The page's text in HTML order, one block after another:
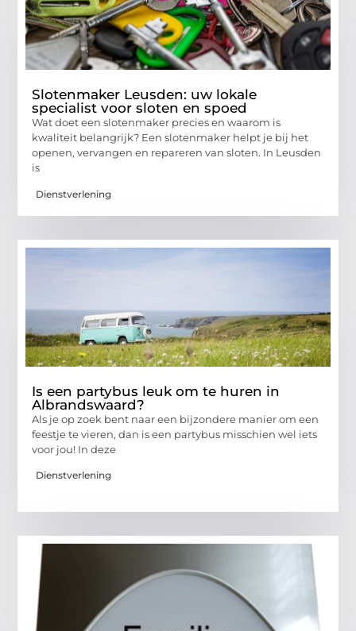
Slotenmaker Leusden: uw lokale
specialist voor sloten en spoed
Wat doet een slotenmaker precies en waarom is
kwaliteit belangrijk? Een slotenmaker helpt je bij het
openen, vervangen en repareren van sloten. In Leusden
is
Dienstverlening
Is een partybus leuk om te huren in
Albrandswaard?
Als je op zoek bent naar een bijzondere manier om een
feestje te vieren, dan is een partybus misschien wel iets
voor jou! In deze
Dienstverlening